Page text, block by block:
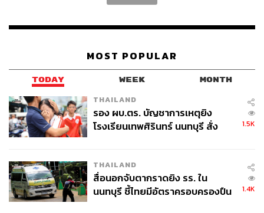
MOST POPULAR
TODAY WEEK MONTH
THAILAND
รอง ผบ.ตร. บัญชาการเหตุยิง
โรงเรียนเทพศิรินทร์ นนทบุรี สั่ง
1.5K
THAILAND
สื่อนอกจับตากราดยิง รร. ใน
นนทบุรี ชี้ไทยมีอัตราครอบครองปืน
1.4K